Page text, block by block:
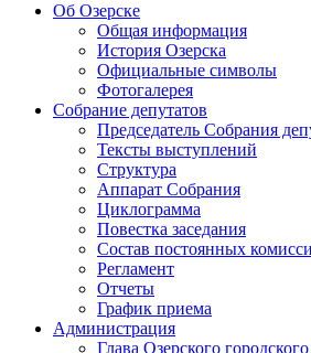
Об Озерске
Общая информация
История Озерска
Официальные символы
Фотогалерея
Собрание депутатов
Председатель Собрания
Тексты выступлений
Структура
Аппарат Собрания
Циклограмма
Повестка заседания
Состав постоянных
Регламент
Отчеты
График приема
Администрация
Глава Озерского